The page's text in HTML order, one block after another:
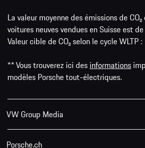
La valeur moyenne des émissions de
voitures neuves vendues en Suisse est
Valeur cible de CO₂ selon le cycle
** Vous trouverez ici des informations
modèles Porsche tout-électriques.
VW Group Media
Porsche.ch